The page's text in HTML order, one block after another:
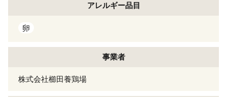
アレルギー品目
卵
事業者
株式会社櫛田養鶏場